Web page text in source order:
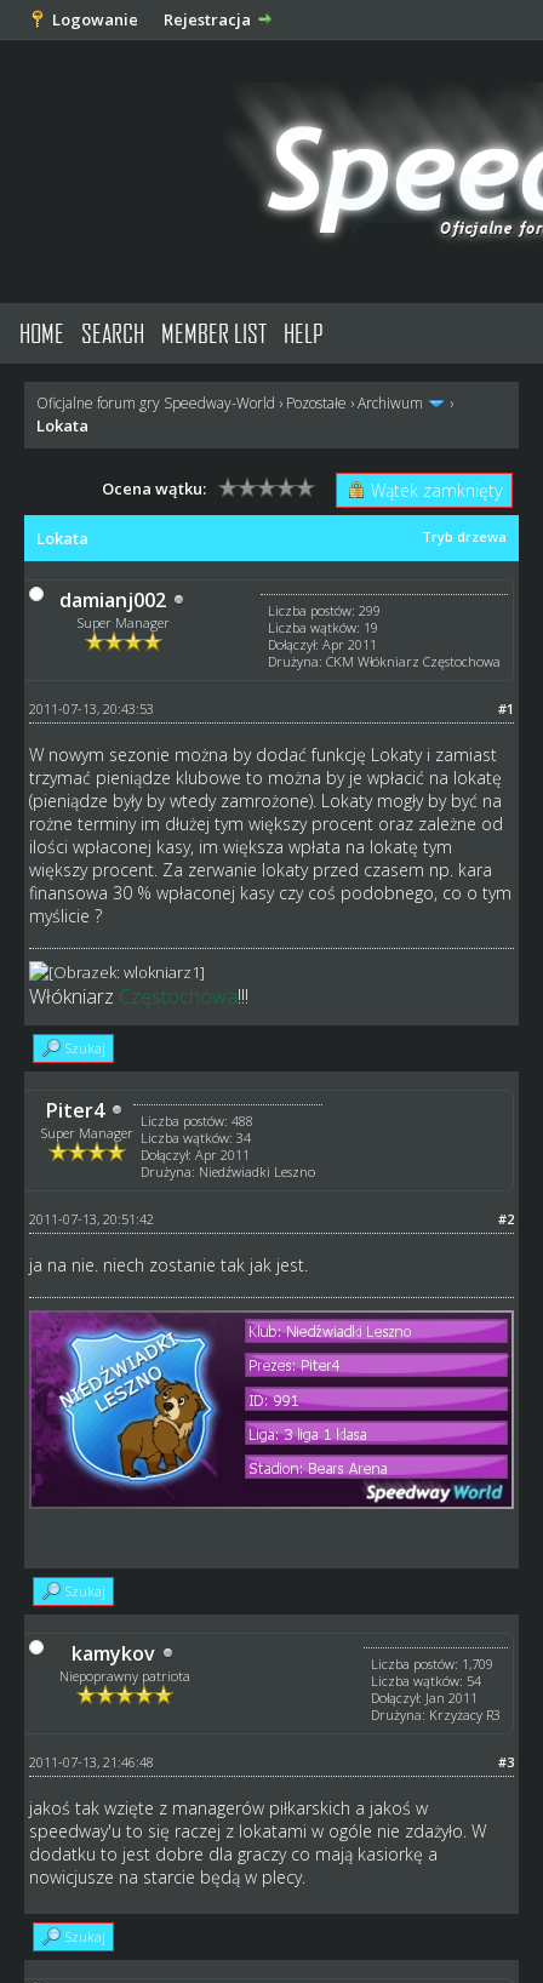
Logowanie Rejestracja
HOME SEARCH MEMBER LIST HELP
Oficjalne forum gry Speedway-World › Pozostałe ›Archiwum ›
Lokata
Wątek zamknięty
Ocena wątku:
Tryb drzewa
Lokata
damianj002
Super Manager
Liczba postów: 299
Liczba wątków: 19
Dołączył: Apr 2011
Drużyna: CKM Włókniarz Częstochowa
#1
2011-07-13, 20:43:53
W nowym sezonie można by dodać funkcję Lokaty i zamiast
trzymać pieniądze klubowe to można by je wpłacić na lokatę
(pieniądze były by wtedy zamrożone). Lokaty mogły by być na
rożne terminy im dłużej tym większy procent oraz zależne od
ilości wpłaconej kasy, im większa wpłata na lokatę tym
większy procent. Za zerwanie lokaty przed czasem np. kara
finansowa 30 % wpłaconej kasy czy coś podobnego, co o tym
myślicie ?
Włókniarz Częstochowa!!!
Szukaj
Piter4
Super Manager
Liczba postów: 488
Liczba wątków: 34
Dołączył: Apr 2011
Drużyna: Niedźwiadki Leszno
#2
2011-07-13, 20:51:42
ja na nie. niech zostanie tak jak jest.
Szukaj
kamykov
Niepoprawny patriota
Liczba postów: 1,709
Liczba wątków: 54
Dołączył: Jan 2011
Drużyna: Krzyżacy R3
#3
2011-07-13, 21:46:48
jakoś tak wzięte z managerów piłkarskich a jakoś w
speedway'u to się raczej z lokatami w ogóle nie zdażyło. W
dodatku to jest dobre dla graczy co mają kasiorkę a
nowicjusze na starcie będą w plecy.
Szukaj